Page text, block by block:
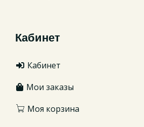
Кабинет
Кабинет
Мои заказы
Моя корзина